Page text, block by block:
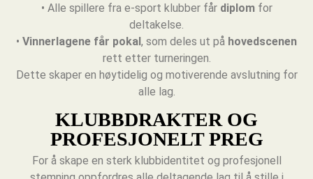
• Alle spillere fra e-sport klubber får diplomfor
deltakelse.
• Vinnerlagene får pokal, som deles ut på hovedscenen
rett etter turneringen.
Dette skaper en høytidelig og motiverende avslutning for
alle lag.
KLUBBDRAKTER OG
PROFESJONELT PREG
For å skape en sterk klubbidentitet og profesjonell